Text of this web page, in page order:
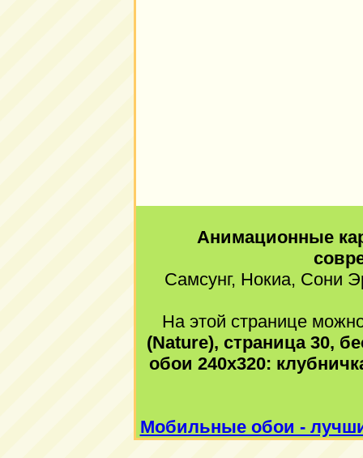
Анимационные
Самсунг, Нокиа, Сони
На этой странице
(Nature), страница 30,
обои 240x320:
Мобильные обои -